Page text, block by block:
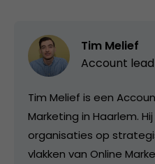
Tim Melief
Account
Tim Melief is een
Marketing in Haarlem.
organisaties op
vlakken van Online